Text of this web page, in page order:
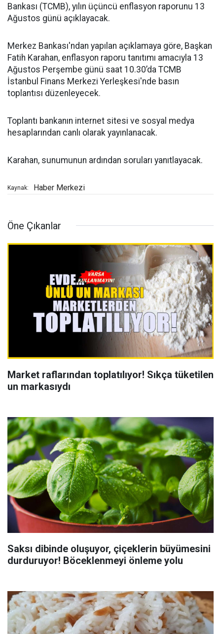
Bankası (TCMB), yılın üçüncü enflasyon raporunu 13
Ağustos günü açıklayacak.
Merkez Bankası'ndan yapılan açıklamaya göre, Başkan
Fatih Karahan, enflasyon raporu tanıtımı amacıyla 13
Ağustos Perşembe günü saat 10.30’da TCMB
İstanbul Finans Merkezi Yerleşkesi'nde basın
toplantısı düzenleyecek.
Toplantı bankanın internet sitesi ve sosyal medya
hesaplarından canlı olarak yayınlanacak.
Karahan, sunumunun ardından soruları yanıtlayacak.
Kaynak: Haber Merkezi
Öne Çıkanlar
Market raflarından toplatılıyor! Sıkça tüketilen
un markasıydı
Saksı dibinde oluşuyor, çiçeklerin büyümesini
durduruyor! Böceklenmeyi önleme yolu